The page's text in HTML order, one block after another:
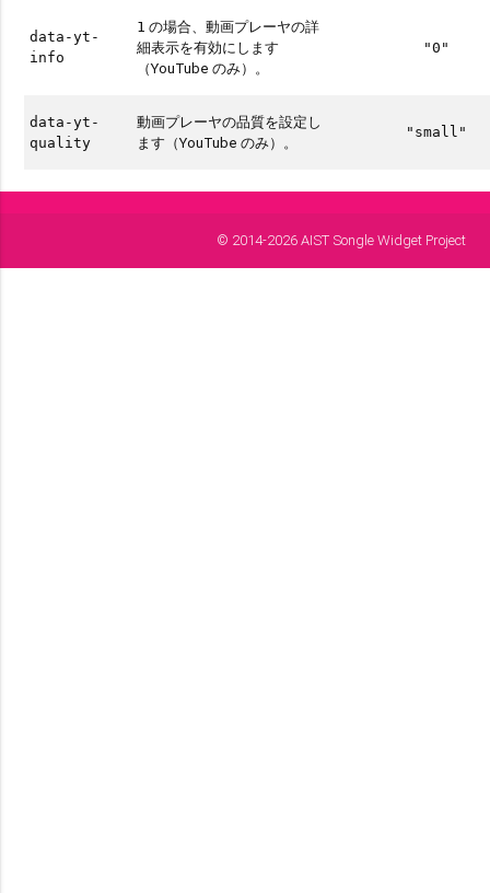
data-yt-
info
1 の場合、動画プレーヤの詳
細表示を有効にします
（YouTube のみ）。
"0"
data-yt-
quality
動画プレーヤの品質を設定し
ます（YouTube のみ）。
"small"
© 2014-2026 AIST Songle Widget Project